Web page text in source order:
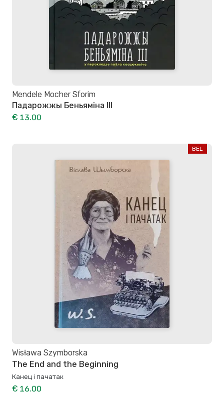
Mendele Mocher Sforim
Падарожжы Беньяміна ІІІ
€ 13.00
BEL
Wisława Szymborska
The End and the Beginning
Канец і пачатак
€ 16.00